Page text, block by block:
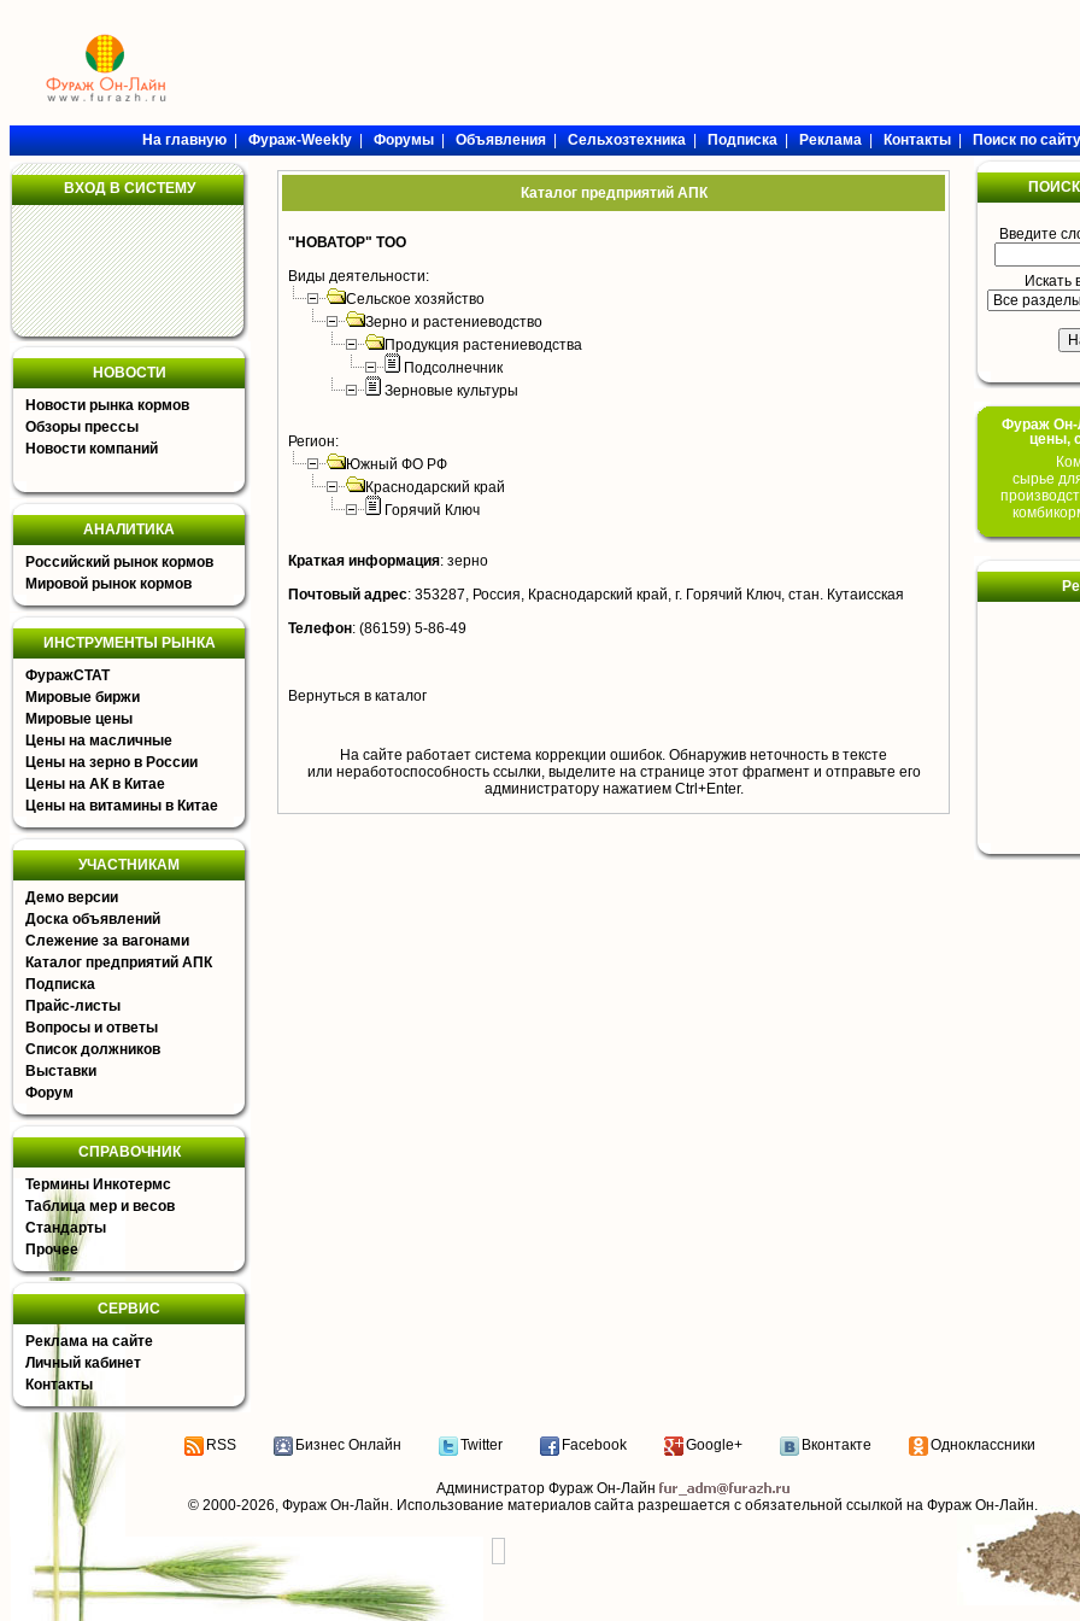
На главную|Фураж-Weekly|Форумы|Объявления|Сельхозтехника|Подписка|Реклама|Контакты|Поиск по сайту
ВХОД В СИСТЕМУ
НОВОСТИ
Новости рынка кормов
Обзоры прессы
Новости компаний
АНАЛИТИКА
Российский рынок кормов
Мировой рынок кормов
ИНСТРУМЕНТЫ РЫНКА
ФуражСТАТ
Мировые биржи
Мировые цены
Цены на масличные
Цены на зерно в России
Цены на АК в Китае
Цены на витамины в Китае
УЧАСТНИКАМ
Демо версии
Доска объявлений
Слежение за вагонами
Каталог предприятий АПК
Подписка
Прайс-листы
Вопросы и ответы
Список должников
Выставки
Форум
СПРАВОЧНИК
Термины Инкотермс
Таблица мер и весов
Стандарты
Прочее
СЕРВИС
Реклама на сайте
Личный кабинет
Контакты
Каталог предприятий АПК
"НОВАТОР" ТОО
Виды деятельности:
Сельское хозяйство
Зерно и растениеводство
Продукция растениеводства
Подсолнечник
Зерновые культуры
Регион:
Южный ФО РФ
Краснодарский край
Горячий Ключ
Краткая информация: зерно
Почтовый адрес: 353287, Россия, Краснодарский край, г. Горячий Ключ, стан. Кутаисская
Телефон: (86159) 5-86-49
Вернуться в каталог
На сайте работает система коррекции ошибок. Обнаружив неточность в тексте
или неработоспособность ссылки, выделите на странице этот фрагмент и отправьте его
aдминистратору нажатием Ctrl+Enter.
Введите
Искать
Фураж Он-
цены,
сырье
RSS Бизнес Онлайн Twitter Facebook Google+ Вконтакте Одноклассники
Администратор Фураж Он-Лайн
© 2000-2026, Фураж Он-Лайн. Использование материалов сайта разрешается с обязательной ссылкой на Фураж Он-Лайн.